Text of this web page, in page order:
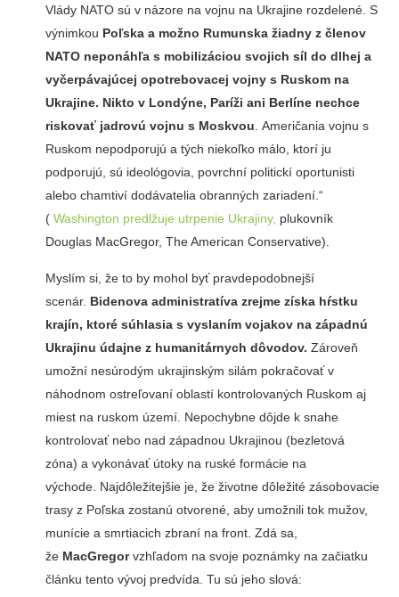
Vlády NATO sú v názore na vojnu na Ukrajine rozdelené. S
výnimkou Poľska a možno Rumunska žiadny z členov
NATO neponáhľa s mobilizáciou svojich síl do dlhej a
vyčerpávajúcej opotrebovacej vojny s Ruskom na
Ukrajine. Nikto v Londýne, Paríži ani Berlíne nechce
riskovať jadrovú vojnu s Moskvou . Američania vojnu s
Ruskom nepodporujú a tých niekoľko málo, ktorí ju
podporujú, sú ideológovia, povrchní politickí oportunisti
alebo chamtiví dodávatelia obranných zariadení.“
( Washington predlžuje utrpenie Ukrajiny, plukovník
Douglas MacGregor, The American Conservative).
Myslím si, že to by mohol byť pravdepodobnejší
scenár. Bidenova administratíva zrejme získa hŕstku
krajín, ktoré súhlasia s vyslaním vojakov na západnú
Ukrajinu údajne z humanitárnych dôvodov. Zároveň
umožní nesúrodým ukrajinským silám pokračovať v
náhodnom ostreľovaní oblastí kontrolovaných Ruskom aj
miest na ruskom území. Nepochybne dôjde k snahe
kontrolovať nebo nad západnou Ukrajinou (bezletová
zóna) a vykonávať útoky na ruské formácie na
východe. Najdôležitejšie je, že životne dôležité zásobovacie
trasy z Poľska zostanú otvorené, aby umožnili tok mužov,
munície a smrtiacich zbraní na front. Zdá sa,
že MacGregorvzhľadom na svoje poznámky na začiatku
článku tento vývoj predvída. Tu sú jeho slová: